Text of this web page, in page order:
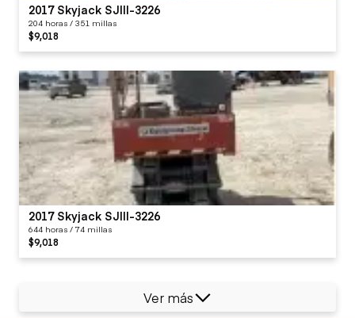
2017 Skyjack SJIII-3226
204 horas / 351 millas
$9,018
2017 Skyjack SJIII-3226
644 horas / 74 millas
$9,018
Ver más